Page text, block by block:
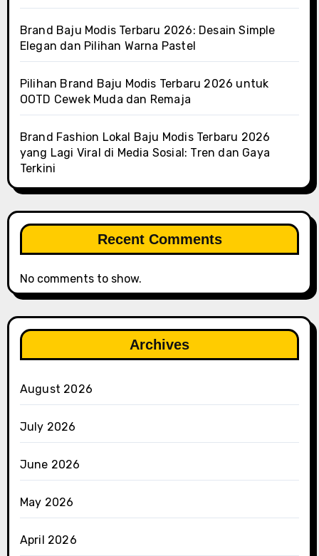
Brand Baju Modis Terbaru 2026: Desain Simple
Elegan dan Pilihan Warna Pastel
Pilihan Brand Baju Modis Terbaru 2026 untuk
OOTD Cewek Muda dan Remaja
Brand Fashion Lokal Baju Modis Terbaru 2026
yang Lagi Viral di Media Sosial: Tren dan Gaya
Terkini
Recent Comments
No comments to show.
Archives
August 2026
July 2026
June 2026
May 2026
April 2026